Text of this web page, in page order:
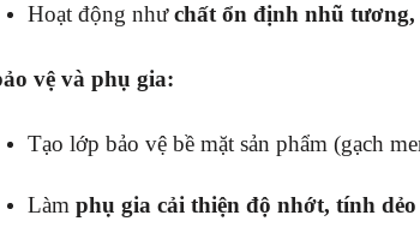
Hoạt động nhưchất ổn định nhũ
vệ và phụ gia:
Tạo lớp bảo vệ bề mặt sản phẩm (gạch
Làm phụ gia cải thiện độ nhớt, tính